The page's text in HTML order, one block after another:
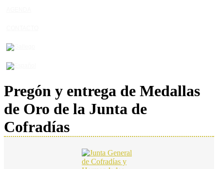
Pregón y entrega de Medallas
de Oro de la Junta de
Cofradías